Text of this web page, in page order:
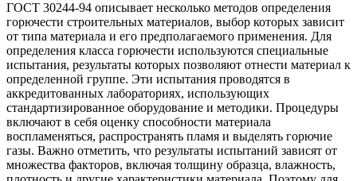
ГОСТ 30244-94 описывает несколько методов определения
горючести строительных материалов, выбор которых зависит
от типа материала и его предполагаемого применения. Для
определения класса горючести используются специальные
испытания, результаты которых позволяют отнести материал к
определенной группе. Эти испытания проводятся в
аккредитованных лабораториях, использующих
стандартизированное оборудование и методики. Процедуры
включают в себя оценку способности материала
воспламеняться, распространять пламя и выделять горючие
газы. Важно отметить, что результаты испытаний зависят от
множества факторов, включая толщину образца, влажность,